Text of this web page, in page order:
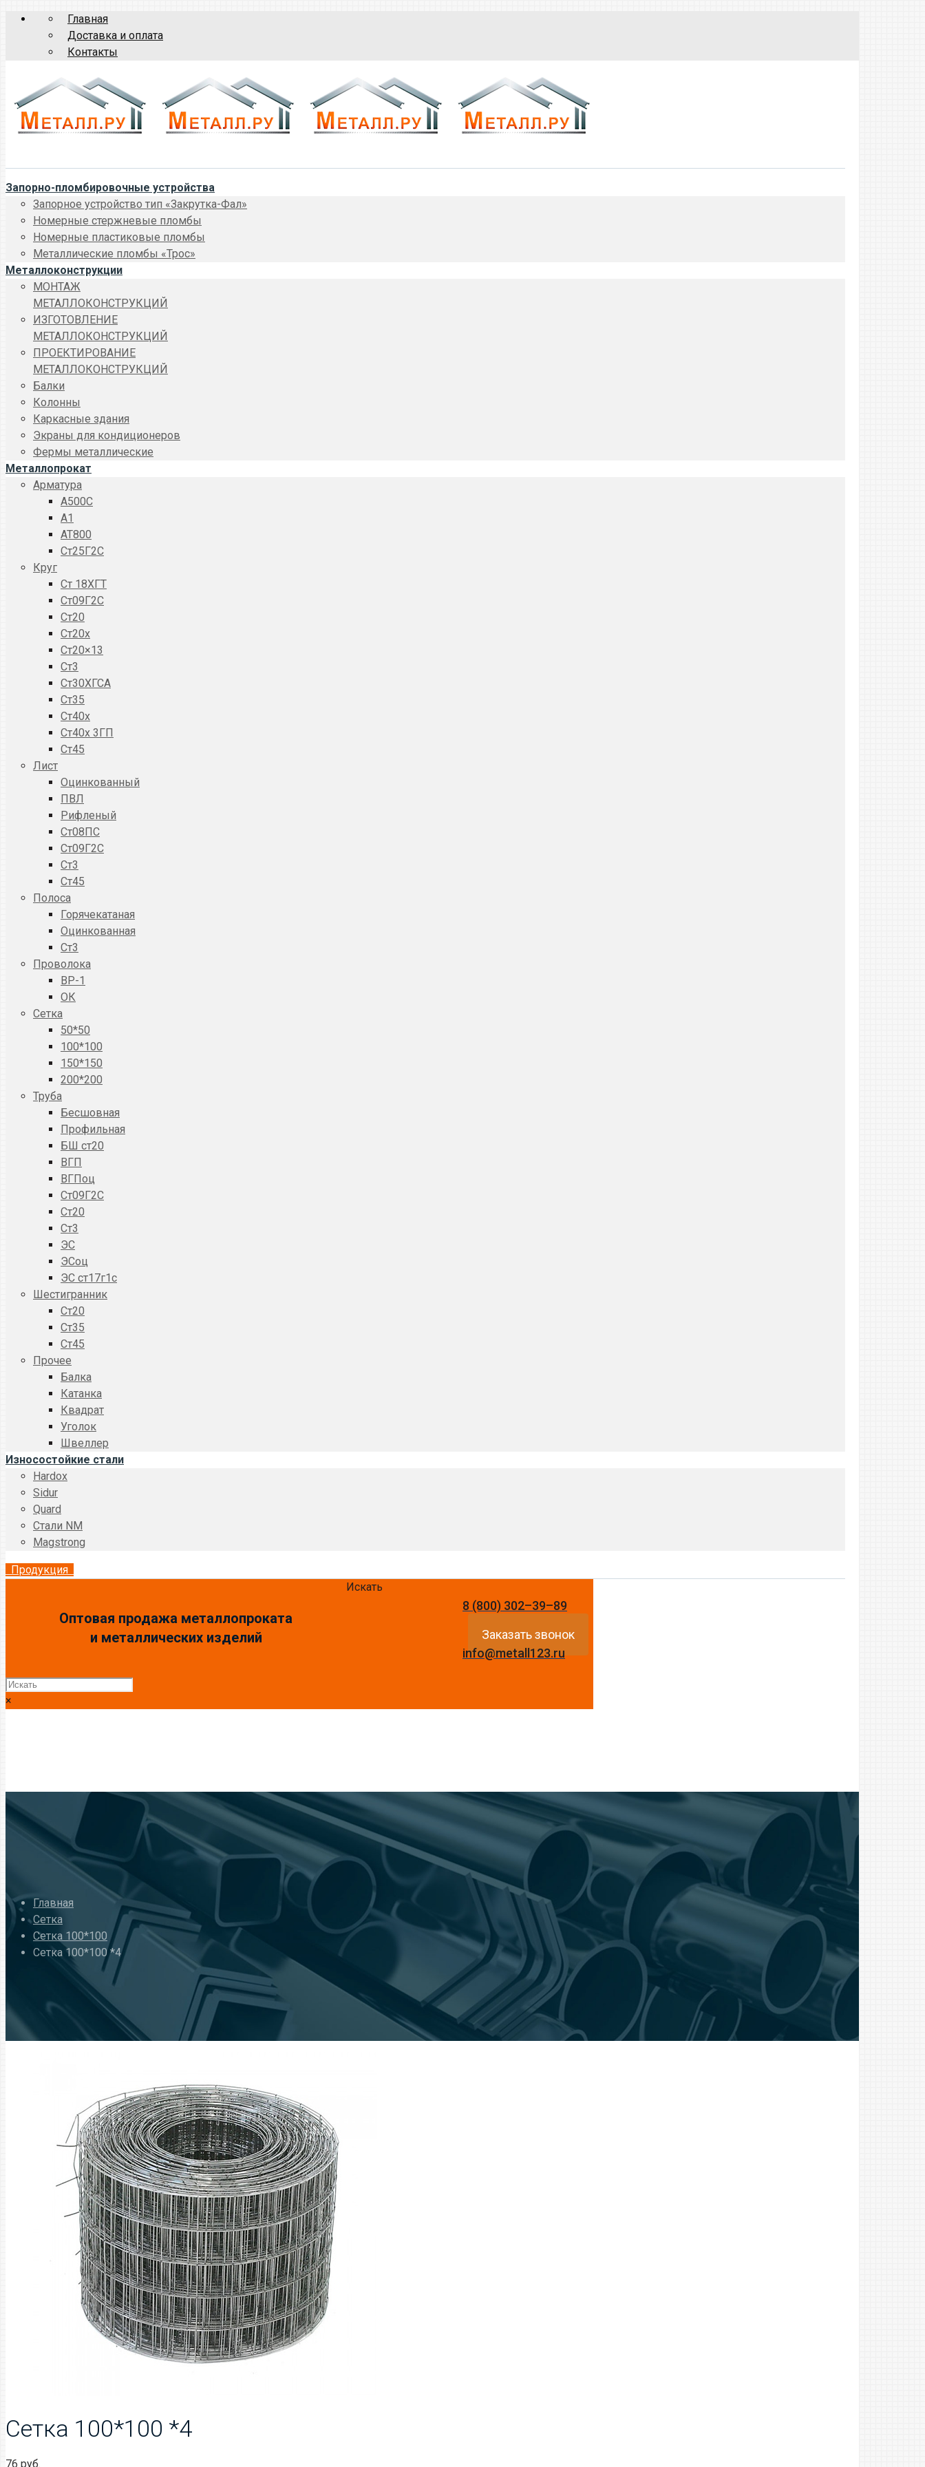
Главная
Доставка и оплата
Контакты
Запорно-пломбировочные устройства
Запорное устройство тип «Закрутка-Фал»
Номерные стержневые пломбы
Номерные пластиковые пломбы
Металлические пломбы «Трос»
Металлоконструкции
МОНТАЖ
МЕТАЛЛОКОНСТРУКЦИЙ
ИЗГОТОВЛЕНИЕ
МЕТАЛЛОКОНСТРУКЦИЙ
ПРОЕКТИРОВАНИЕ
МЕТАЛЛОКОНСТРУКЦИЙ
Балки
Колонны
Каркасные здания
Экраны для кондиционеров
Фермы металлические
Металлопрокат
Арматура
A500C
А1
АТ800
Ст25Г2С
Круг
Ст 18ХГТ
Ст09Г2С
Ст20
Ст20x
Ст20×13
Ст3
Ст30ХГСА
Ст35
Ст40х
Ст40х 3ГП
Ст45
Лист
Оцинкованный
ПВЛ
Рифленый
Ст08ПС
Ст09Г2С
Ст3
Ст45
Полоса
Горячекатаная
Оцинкованная
Ст3
Проволока
ВР-1
ОК
Сетка
50*50
100*100
150*150
200*200
Труба
Бесшовная
Профильная
БШ ст20
ВГП
ВГПоц
Ст09Г2С
Ст20
Ст3
ЭС
ЭСоц
ЭС ст17г1с
Шестигранник
Ст20
Ст35
Ст45
Прочее
Балка
Катанка
Квадрат
Уголок
Швеллер
Износостойкие стали
Hardox
Sidur
Quard
Стали NM
Magstrong
Продукция
Оптовая продажа металлопроката
и металлических изделий
8 (800) 302–39–89
Заказать звонок
info@metall123.ru
Искать
×
Главная
Сетка
Сетка 100*100
Сетка 100*100 *4
Сетка 100*100 *4
76 руб.